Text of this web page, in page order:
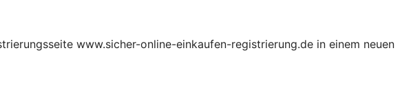
www.sicher-online-einkaufen-registrierung.de in einem neuen